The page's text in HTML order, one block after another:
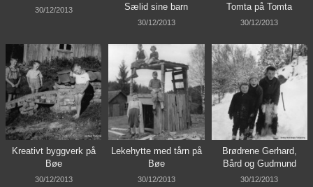
30/12/2013
Sælid sine barn
30/12/2013
Tomta på Tomta
30/12/2013
Kreativt byggverk på
Bøe
30/12/2013
Lekehytte med tårn på
Bøe
30/12/2013
Brødrene Gerhard,
Bård og Gudmund
30/12/2013